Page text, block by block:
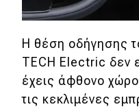
Η θέση οδήγησης
TECH Electric δεν
έχεις άφθονο
τις κεκλιμένες